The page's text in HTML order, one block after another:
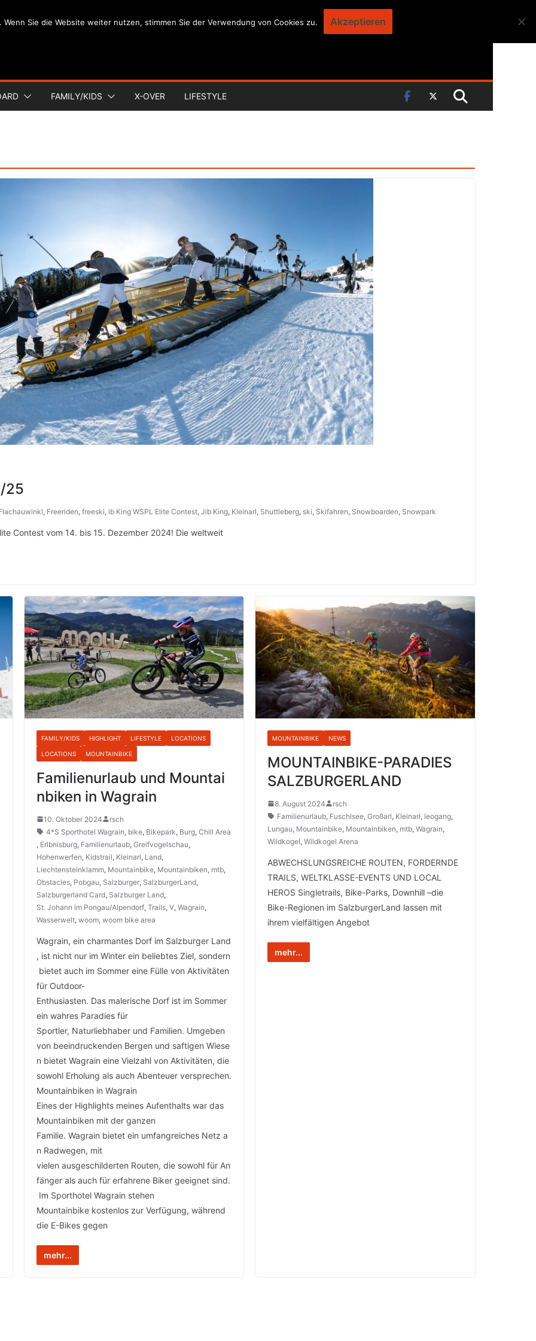
FAMILY/KIDS X-OVER LIFESTYLE
25
, Freeriden, freeski, ib King WSPL Elite Contest, Jib King, Kleinarl, Shuttleberg, ski, Skifahren, Snowboarden, Snowpark
Contest vom 14. bis 15. Dezember 2024! Die weltweit
FAMILY/KIDS HIGHLIGHT LIFESTYLE LOCATIONS
LOCATIONS MOUNTAINBIKE
Familienurlaub und Mountai
nbiken in Wagrain
10. Oktober 2024
rsch
4*S Sporthotel Wagrain, bike, Bikepark, Burg, Chill Area
, Erlbnisburg, Familienurlaub, Greifvogelschau,
Hohenwerfen, Kidstrail, Kleinarl, Land,
Liechtensteinklamm, Mountainbike, Mountainbiken, mtb,
Obstacles, Pobgau, Salzburger, SalzburgerLand,
Salzburgerland Card, Salzburger Land,
St. Johann im Pongau/Alpendorf, Trails, V, Wagrain,
Wasserwelt, woom, woom bike area
Wagrain, ein charmantes Dorf im Salzburger Land
, ist nicht nur im Winter ein beliebtes Ziel, sondern
bietet auch im Sommer eine Fülle von Aktivitäten
für Outdoor-
Enthusiasten. Das malerische Dorf ist im Sommer
ein wahres Paradies für
Sportler, Naturliebhaber und Familien. Umgeben
von beeindruckenden Bergen und saftigen Wiese
n bietet Wagrain eine Vielzahl von Aktivitäten, die
sowohl Erholung als auch Abenteuer versprechen.
Mountainbiken in Wagrain
Eines der Highlights meines Aufenthalts war das
Mountainbiken mit der ganzen
Familie. Wagrain bietet ein umfangreiches Netz a
n Radwegen, mit
vielen ausgeschilderten Routen, die sowohl für An
fänger als auch für erfahrene Biker geeignet sind.
Im Sporthotel Wagrain stehen
Mountainbike kostenlos zur Verfügung, während
die E-Bikes gegen
mehr...
MOUNTAINBIKE NEWS
MOUNTAINBIKE-PARADIES
SALZBURGERLAND
8. August 2024
rsch
Familienurlaub, Fuschlsee,Großarl, Kleinarl, leogang,
Lungau, Mountainbike, Mountainbiken, mtb,Wagrain,
Wildkogel,Wildkogel Arena
ABWECHSLUNGSREICHE ROUTEN, FORDERNDE
TRAILS, WELTKLASSE-EVENTS UND LOCAL
HEROS Singletrails, Bike-Parks, Downhill –die
Bike-Regionen im SalzburgerLand lassen mit
ihrem vielfältigen Angebot
mehr...
Wenn Sie die Website weiter nutzen, stimmen Sie der Verwendung von Cookies zu. Akzeptieren